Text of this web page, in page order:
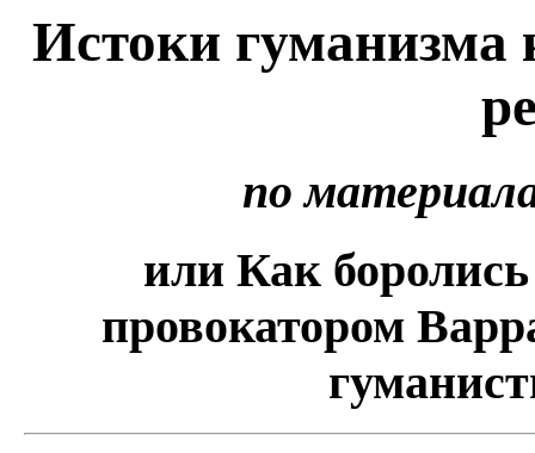
Истоки гуманизма
по
или Как
провокатором